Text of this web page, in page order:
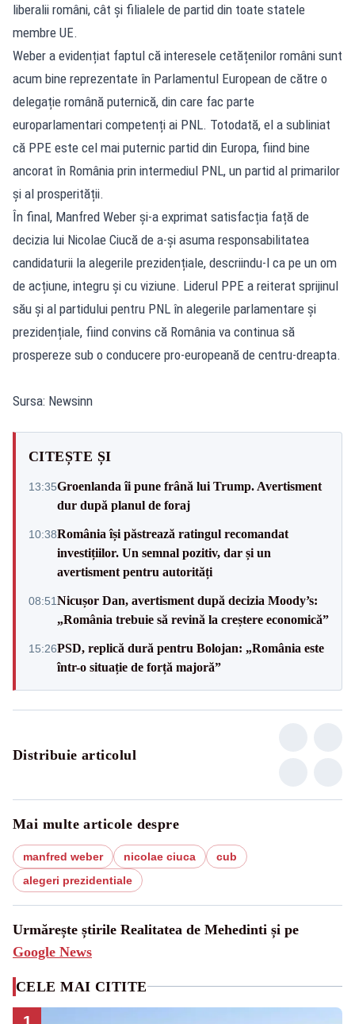
liberalii români, cât și filialele de partid din toate statele
membre UE.
Weber a evidențiat faptul că interesele cetățenilor români sunt
acum bine reprezentate în Parlamentul European de către o
delegație română puternică, din care fac parte
europarlamentari competenți ai PNL. Totodată, el a subliniat
că PPE este cel mai puternic partid din Europa, fiind bine
ancorat în România prin intermediul PNL, un partid al primarilor
și al prosperității.
În final, Manfred Weber și-a exprimat satisfacția față de
decizia lui Nicolae Ciucă de a-și asuma responsabilitatea
candidaturii la alegerile prezidențiale, descriindu-l ca pe un om
de acțiune, integru și cu viziune. Liderul PPE a reiterat sprijinul
său și al partidului pentru PNL în alegerile parlamentare și
prezidențiale, fiind convins că România va continua să
prospereze sub o conducere pro-europeană de centru-dreapta.
Sursa: Newsinn
CITEȘTE ȘI
13:35Groenlanda îi pune frână lui Trump. Avertisment
dur după planul de foraj
10:38România își păstrează ratingul recomandat
investițiilor. Un semnal pozitiv, dar și un
avertisment pentru autorități
08:51Nicușor Dan, avertisment după decizia Moody’s:
„România trebuie să revină la creștere economică”
15:26PSD, replică dură pentru Bolojan: „România este
într-o situație de forță majoră”
Distribuie articolul
Mai multe articole despre
manfred weber nicolae ciuca
cub
alegeri prezidentiale
Urmărește știrile Realitatea de Mehedinti și pe
Google News
CELE MAI CITITE